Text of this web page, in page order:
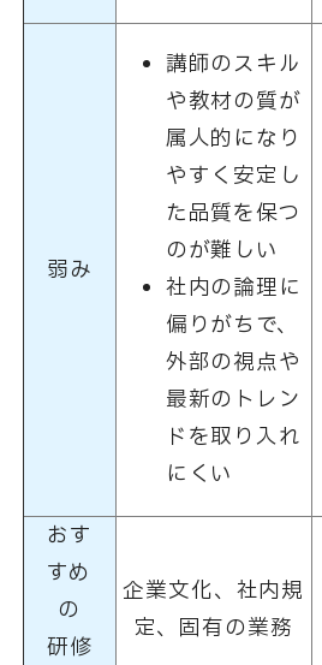
弱み
講師のスキル
や教材の質が
属人的になり
やすく安定し
た品質を保つ
のが難しい
社内の論理に
偏りがちで、
外部の視点や
最新のトレン
ドを取り入れ
にくい
おす
すめ
の
研修
企業文化、社内規
定、固有の業務